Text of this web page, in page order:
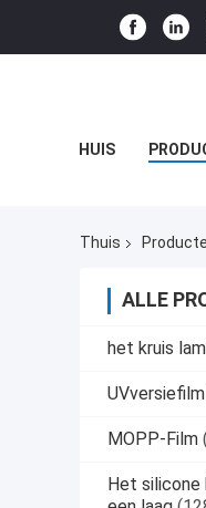
HUIS
Thuis
ALLE
het kruis
UVversiefilm
MOPP-Film
Het